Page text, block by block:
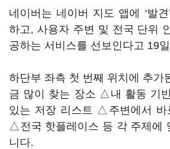
네이버는 네이버 지도 앱에 ‘발
하고, 사용자 주변 및 전국 단위
공하는 서비스를 선보인다고 19
하단부 좌측 첫 번째 위치에 추가
금 많이 찾는 장소 △내 활동 기
있는 저장 리스트 △주변에서 바
△전국 핫플레이스 등 각 주제에
니다.